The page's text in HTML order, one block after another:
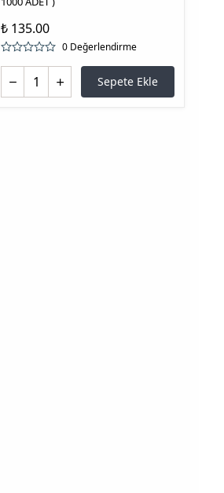
₺ 135.00
0 Değerlendirme
Sepete Ekle